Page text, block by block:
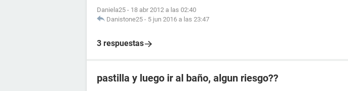
Daniela25 - 18 abr 2012 a las 02:40
Danistone25 - 5 jun 2016 a las 23:47
3 respuestas
pastilla y luego ir al baño, algun riesgo??